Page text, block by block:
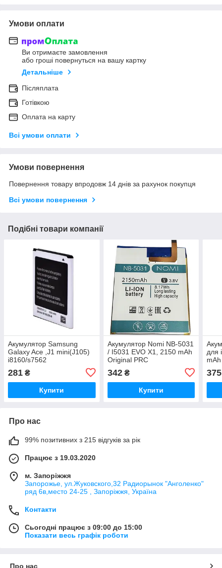
Умови оплати
Ви отримаєте замовлення
або гроші повернуться на вашу картку
Детальніше
Післяплата
Готівкою
Оплата на карту
Всі умови оплати
Умови повернення
Повернення товару впродовж 14 днів за рахунок покупця
Всі умови повернення
Подібні товари компанії
Акумулятор Samsung
Galaxy Ace ,J1 mini(J105)
i8160/s7562
zka/i8190/S7390/EB425161LU,
EB-BG313BBE, 1500 mAh
Original PRC
281 ₴
Купити
Акумулятор Nomi NB-5031
/ I5031 EVO X1, 2150 mAh
Original PRC
342₴
Купити
для
375
Про нас
99% позитивних з 215 відгуків за рік
Працює з 19.03.2020
м. Запоріжжя
Запорожье, ул.Жуковского,32 Радиорынок "Анголенко"
ряд 6в,место 24-25 , Запоріжжя, Україна
Контакти
Сьогодні працює з 09:00 до 15:00
Показати весь графік роботи
Про нас